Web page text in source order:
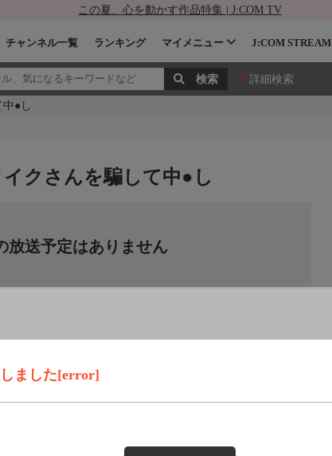
この夏、心を動かす作品特集 | J:COM TV
チャンネル一覧 ランキング マイメニュー J:COM STREAM
詳細検索
●し
ました[error]
クさんを騙して中●し
放送予定はありません